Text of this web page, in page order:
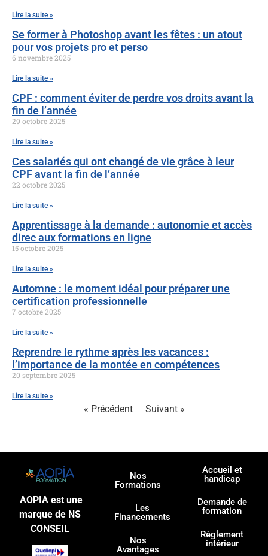
Lire la suite »
Se former à Photoshop avant les fêtes : un atout
pour vos projets pro et perso
6 novembre 2025
Lire la suite »
CPF : comment éviter de perdre vos droits avant la
fin de l’année
29 octobre 2025
Lire la suite »
Ces salariés qui ont changé de vie grâce à leur
CPF avant la fin de l’année
22 octobre 2025
Lire la suite »
Apprentissage à la demande : autonomie et accès
direc aux formations en ligne
15 octobre 2025
Lire la suite »
Automne : le moment idéal pour préparer une
certification professionnelle
7 octobre 2025
Lire la suite »
Reprendre le rythme après les vacances :
l’importance de la montée en compétences
20 septembre 2025
Lire la suite »
« Précédent Suivant »
AOPIA est une
marque de NS
CONSEIL
Nos
Formations
Les
Financements
Nos
Avantages
Accueil et
handicap
Demande de
formation
Règlement
intérieur